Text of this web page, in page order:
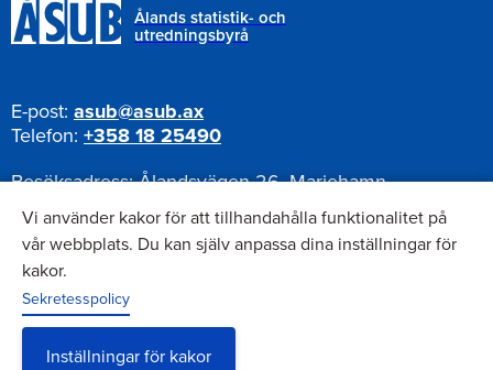
Ålands statistik- och
utredningsbyrå
E-post: asub@asub.ax
Telefon: +358 18 25490
Besöksadress:Ålandsvägen 26, Mariehamn
Postadress:
Pb 1187, AX-22111 Mariehamn
Nyhetsbrev
Anmäl dig till vårt nyhetsbrev
Vi använder kakor för att tillhandahålla funktionalitet på
vår webbplats. Du kan själv anpassa dina inställningar för
kakor.
Sekretesspolicy
Inställningar för kakor